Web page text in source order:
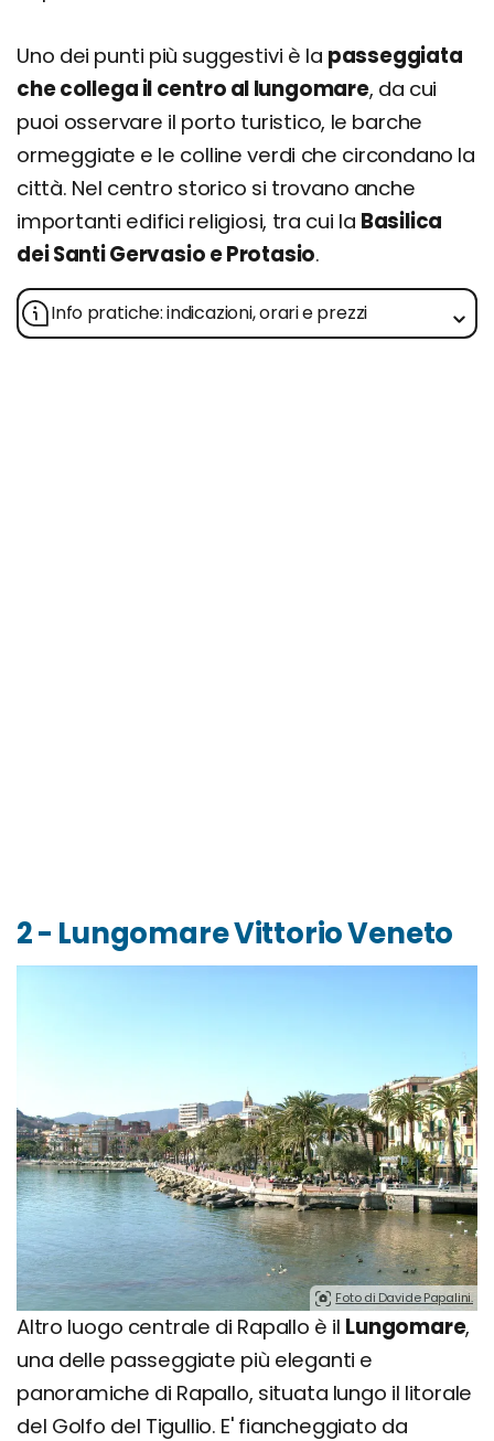
Uno dei punti più suggestivi è la passeggiata
che collega il centro al lungomare, da cui
puoi osservare il porto turistico, le barche
ormeggiate e le colline verdi che circondano la
città. Nel centro storico si trovano anche
importanti edifici religiosi, tra cui la Basilica
dei Santi Gervasio e Protasio.
Info pratiche: indicazioni, orari e prezzi
2 - Lungomare Vittorio Veneto
Foto di Davide Papalini.
Altro luogo centrale di Rapallo è il Lungomare,
una delle passeggiate più eleganti e
panoramiche di Rapallo, situata lungo il litorale
del Golfo del Tigullio. E' fiancheggiato da